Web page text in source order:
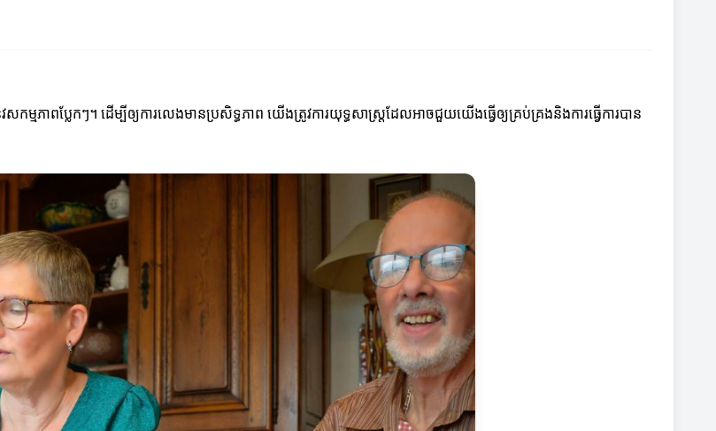
ភាពប្លែកៗ។ ដើម្បីឲ្យការលេងមានប្រសិទ្ធភាព យើងត្រូវការយុទ្ធសាស្ត្រដែលអាចជួយយើងធ្វើឲ្យគ្រប់គ្រងនិងការធ្វើការបាន